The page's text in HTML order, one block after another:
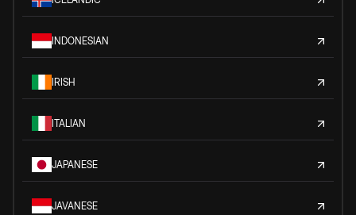
INDONESIAN
IRISH
ITALIAN
JAPANESE
JAVANESE